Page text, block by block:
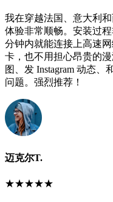
我在穿越法国、意大利和
体验非常顺畅。安装过
分钟内就能连接上高速
卡，也不用担心昂贵的
图、发 Instagram 动态
问题。强烈推荐！
迈克尔T.
★★★★★